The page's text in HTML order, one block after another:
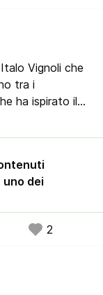
Vignoli che
tra i
ha ispirato il
Stefano,
di gestire i
dal
dei
2